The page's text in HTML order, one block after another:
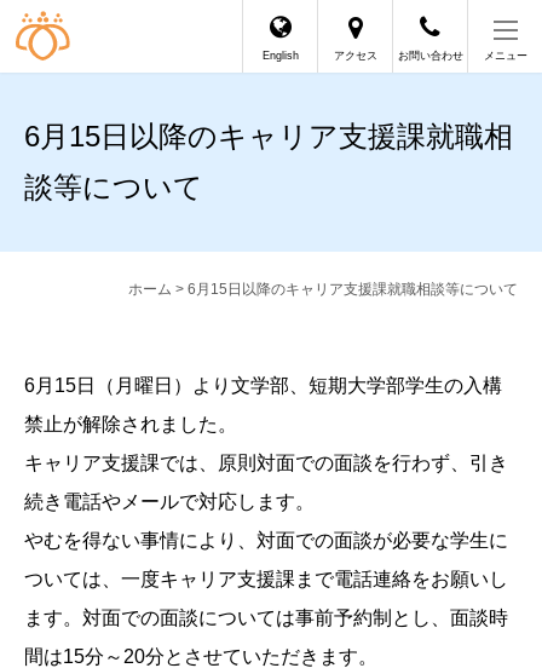
English アクセス お問い合わせ メニュー
6月15日以降のキャリア支援課就職相
談等について
ホーム > 6月15日以降のキャリア支援課就職相談等について
6月15日（月曜日）より文学部、短期大学部学生の入構
禁止が解除されました。
キャリア支援課では、原則対面での面談を行わず、引き
続き電話やメールで対応します。
やむを得ない事情により、対面での面談が必要な学生に
ついては、一度キャリア支援課まで電話連絡をお願いし
ます。対面での面談については事前予約制とし、面談時
間は15分～20分とさせていただきます。